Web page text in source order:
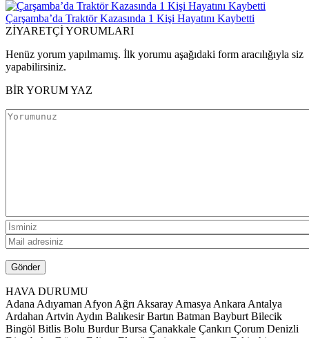
Çarşamba’da Traktör Kazasında 1 Kişi Hayatını Kaybetti
ZİYARETÇİ YORUMLARI
Henüz yorum yapılmamış. İlk yorumu aşağıdaki form aracılığıyla siz
yapabilirsiniz.
BİR YORUM YAZ
HAVA DURUMU
Adana Adıyaman Afyon Ağrı Aksaray Amasya Ankara Antalya
Ardahan Artvin Aydın Balıkesir Bartın Batman Bayburt Bilecik
Bingöl Bitlis Bolu Burdur Bursa Çanakkale Çankırı Çorum Denizli